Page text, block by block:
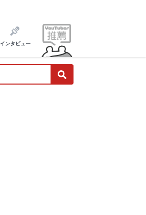
インタビュー